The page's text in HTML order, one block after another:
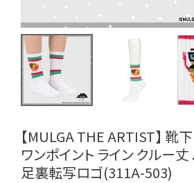
【MULGA THE ARTIST】 靴
ワンポイント ライン クルー
足裏転写ロゴ(311A-503)